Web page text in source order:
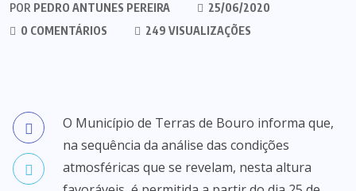
POR PEDRO ANTUNES PEREIRA
25/06/2020
0 COMENTÁRIOS
249 VISUALIZAÇÕES
O Município de Terras de Bouro informa que,
na sequência da análise das condições
atmosféricas que se revelam, nesta altura